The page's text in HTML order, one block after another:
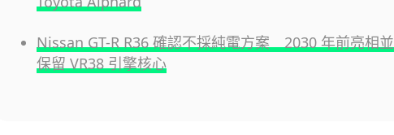
Nissan GT-R R36 確認不採純電方案 2030 年前亮相並
保留 VR38 引擎核心